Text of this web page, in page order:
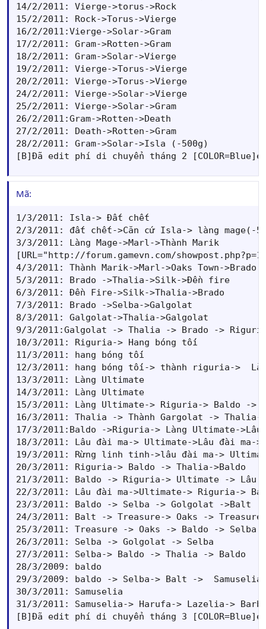
14/2/2011: Vierge->torus->Rock
15/2/2011: Rock->Torus->Vierge
16/2/2011:Vierge->Solar->Gram
17/2/2011: Gram->Rotten->Gram
18/2/2011: Gram->Solar->Vierge
19/2/2011: Vierge->Torus->Vierge
20/2/2011: Vierge->Torus->Vierge
24/2/2011: Vierge->Solar->Vierge
25/2/2011: Vierge->Solar->Gram
26/2/2011:Gram->Rotten->Death
27/2/2011: Death->Rotten->Gram
28/2/2011: Gram->Solar->Isla (-500g)
[B]Đã edit phí di chuyển tháng 2
Mã:
1/3/2011: Isla-> Đất chết                    .
2/3/2011: đất chết->Căn cứ Isla-> làng mage(-
3/3/2011: Làng Mage->Marl->Thành Marik
[URL="http://forum.gamevn.com/
4/3/2011: Thành Marik->Marl->Oaks Town-
5/3/2011: Brado ->Thalia->Silk->Đền fire
6/3/2011: Đền Fire->Silk->Thalia->Brado
7/3/2011: Brado ->Selba->Galgolat
8/3/2011: Galgolat->Thalia->Galgolat
9/3/2011:Galgolat -> Thalia -> Brado ->
10/3/2011: Riguria-> Hang bóng tối
11/3/2011: hang bóng tối
12/3/2011: hang bóng tối-> thành riguria->
13/3/2011: Làng Ultimate
14/3/2011: Làng Ultimate
15/3/2011: Làng Ultimate-> Riguria-> Baldo ->
16/3/2011: Thalia -> Thành Gargolat -> Thalia-
17/3/2011:Baldo ->Riguria-> Làng Ultimate->Lâu
18/3/2011: Lâu đài ma-> Ultimate->Lâu đài ma-
19/3/2011: Rừng linh tinh->lâu đài ma->
20/3/2011: Riguria-> Baldo -> Thalia->Baldo
21/3/2011: Baldo -> Riguria-> Ultimate -> Lâu
22/3/2011: Lâu đài ma->Ultimate-> Riguria->
23/3/2011: Baldo -> Selba -> Golgolat ->Balt
24/3/2011: Balt -> Treasure-> Oaks -> Treasure
25/3/2011: Treasure -> Oaks -> Baldo -> Selba
26/3/2011: Selba -> Golgolat -> Selba
27/3/2011: Selba-> Baldo -> Thalia -> Baldo
28/3/2009: baldo
29/3/2009: baldo -> Selba-> Balt ->  Samuselia
30/3/2011: Samuselia
31/3/2011: Samuselia-> Harufa-> Lazelia->
[B]Đã edit phí di chuyển tháng 3